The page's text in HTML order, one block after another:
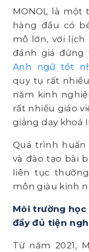
MONOL là
hàng đầu có
mô lớn, với lịch
đánh giá đứng
Anh ngữ tốt
quy tụ rất
năm kinh
rất nhiều giáo
giảng dạy khoá
Quá trình huấn
và đào tạo bài
liên tục
môn giàu kinh
Môi trường
đầy đủ tiện
Từ năm 2021,